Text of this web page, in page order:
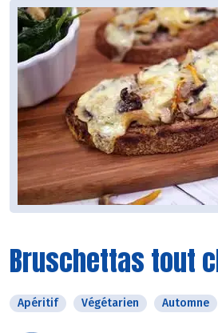
Bruschettas tout
Apéritif Végétarien Automne